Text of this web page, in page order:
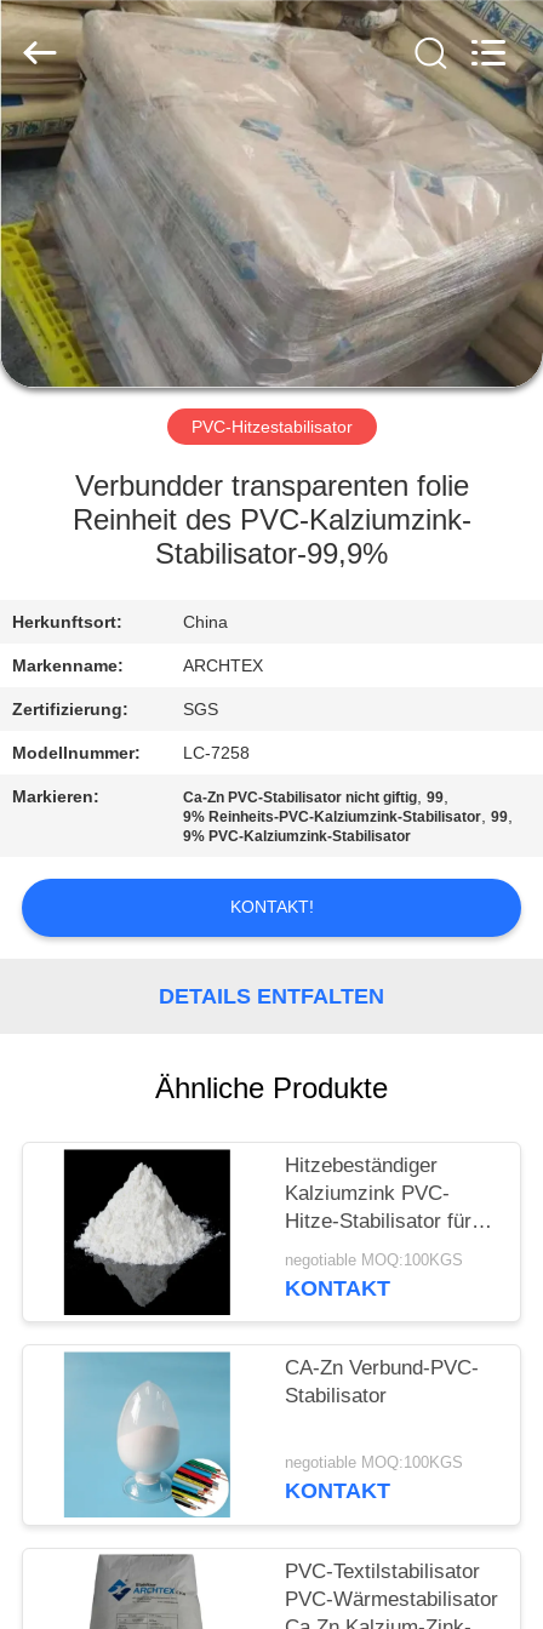
HAUS
PRODUKTE
ÜBER
UNS
FABRIK-
QUALITÄTSKONTROLLE
SIE
MIT
UNS
IN
VERBINDUNG
SIE EIN
ZITAT
POLICY
Liancheng
Chemical
Co.,
Ltd..
All
Rights
Reserved.
PVC-Hitzestabilisator
Verbundder transparenten folie
Reinheit des PVC-Kalziumzink-
Stabilisator-99,9%
Herkunftsort: China
Markenname: ARCHTEX
Zertifizierung: SGS
Modellnummer: LC-7258
Markieren: Ca-Zn PVC-Stabilisator nicht giftig,99,
9% Reinheits-PVC-Kalziumzink-Stabilisator,99,
9% PVC-Kalziumzink-Stabilisator
KONTAKT!
DETAILS ENTFALTEN
Ähnliche Produkte
Hitzebeständiger
Kalziumzink PVC-
Hitze-Stabilisator für
PVC-Einspritzung
Extrustions-Produkte
negotiable MOQ:100KGS
KONTAKT
CA-Zn Verbund-PVC-
Stabilisator
negotiable MOQ:100KGS
KONTAKT
PVC-Textilstabilisator
PVC-Wärmestabilisator